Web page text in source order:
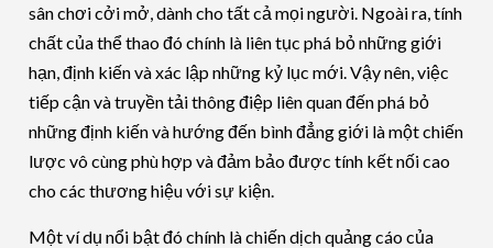
sân chơi cởi mở, dành cho tất cả mọi người. Ngoài ra, tính
chất của thể thao đó chính là liên tục phá bỏ những giới
hạn, định kiến và xác lập những kỷ lục mới. Vậy nên, việc
tiếp cận và truyền tải thông điệp liên quan đến phá bỏ
những định kiến và hướng đến bình đẳng giới là một chiến
lược vô cùng phù hợp và đảm bảo được tính kết nối cao
cho các thương hiệu với sự kiện.
Một ví dụ nổi bật đó chính là chiến dịch quảng cáo của